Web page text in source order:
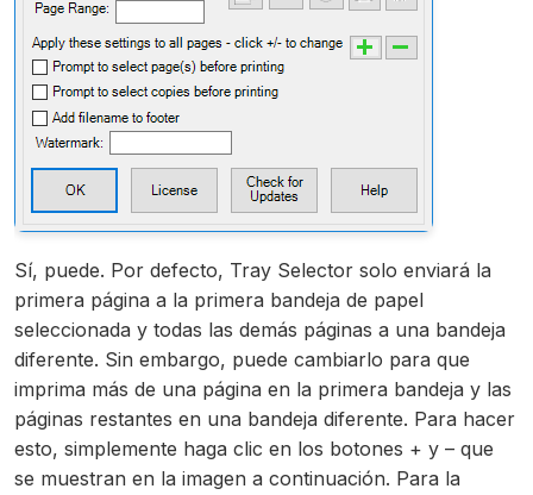
Sí, puede. Por defecto, Tray Selector solo enviará la
primera página a la primera bandeja de papel
seleccionada y todas las demás páginas a una bandeja
diferente. Sin embargo, puede cambiarlo para que
imprima más de una página en la primera bandeja y las
páginas restantes en una bandeja diferente. Para hacer
esto, simplemente haga clic en los botones + y – que
se muestran en la imagen a continuación. Para la